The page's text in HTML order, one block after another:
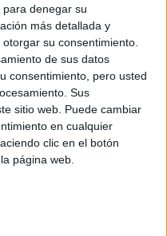
denegar su
más detallada y
su consentimiento.
de sus datos
consentimiento, pero usted
Sus
sitio web. Puede cambiar
en cualquier
clic en el botón
página web.